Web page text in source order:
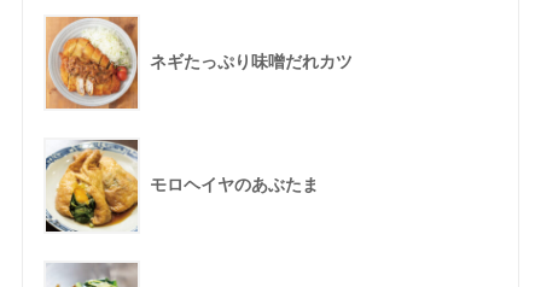
ネギたっぷり味噌だれカツ
モロヘイヤのあぶたま